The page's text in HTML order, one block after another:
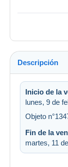
Descripción
Inicio de la
lunes, 9 de
Objeto
Fin de la
martes, 11